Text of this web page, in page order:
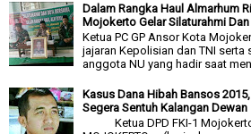
Dalam Rangka Haul Almarhum
Mojokerto Gelar Silaturahmi
Ketua PC GP Ansor Kota
jajaran Kepolisian dan TNI serta
anggota NU yang hadir saat
Kasus Dana Hibah Bansos
Segera Sentuh Kalangan Dewan
Ketua DPD FKI-1